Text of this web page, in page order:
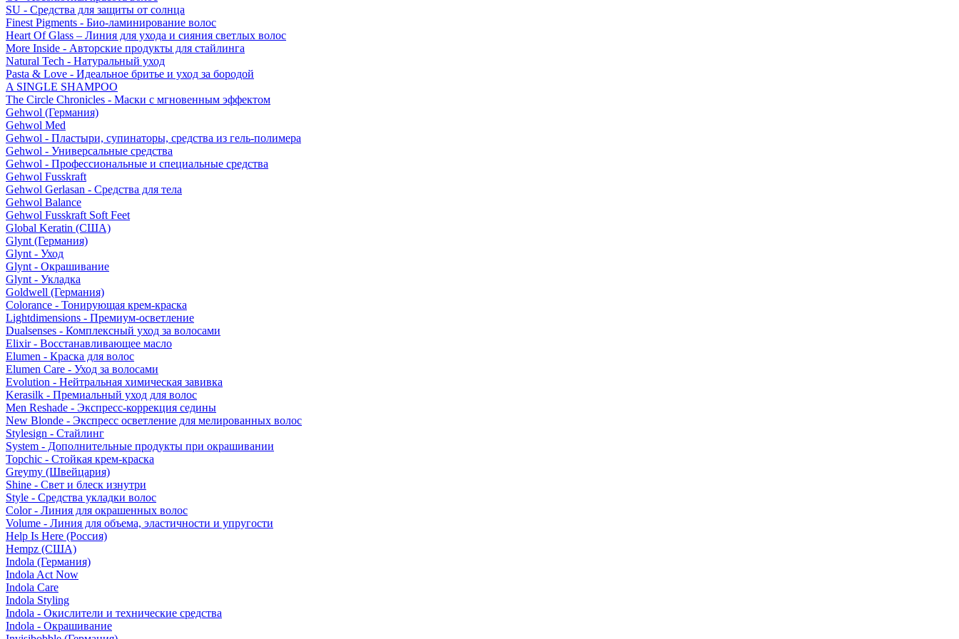
SU - Средства для защиты от солнца
Finest Pigments - Био-ламинирование волос
Heart Of Glass – Линия для ухода и сияния светлых волос
More Inside - Авторские продукты для стайлинга
Natural Tech - Натуральный уход
Pasta & Love - Идеальное бритье и уход за бородой
A SINGLE SHAMPOO
The Circle Chronicles - Маски с мгновенным эффектом
Gehwol (Германия)
Gehwol Med
Gehwol - Пластыри, супинаторы, средства из гель-полимера
Gehwol - Универсальные средства
Gehwol - Профессиональные и специальные средства
Gehwol Fusskraft
Gehwol Gerlasan - Средства для тела
Gehwol Balance
Gehwol Fusskraft Soft Feet
Global Keratin (США)
Glynt (Германия)
Glynt - Уход
Glynt - Окрашивание
Glynt - Укладка
Goldwell (Германия)
Colorance - Тонирующая крем-краска
Lightdimensions - Премиум-осветление
Dualsenses - Комплексный уход за волосами
Elixir - Восстанавливающее масло
Elumen - Краска для волос
Elumen Care - Уход за волосами
Evolution - Нейтральная химическая завивка
Kerasilk - Премиальный уход для волос
Men Reshade - Экспресс-коррекция седины
New Blonde - Экспресс осветление для мелированных волос
Stylesign - Стайлинг
System - Дополнительные продукты при окрашивании
Topchic - Стойкая крем-краска
Greymy (Швейцария)
Shine - Свет и блеск изнутри
Style - Средства укладки волос
Color - Линия для окрашенных волос
Volume - Линия для объема, эластичности и упругости
Help Is Here (Россия)
Hempz (США)
Indola (Германия)
Indola Act Now
Indola Care
Indola Styling
Indola - Окислители и технические средства
Indola - Окрашивание